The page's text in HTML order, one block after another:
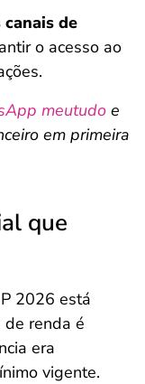
de
o acesso ao
meutudo e
em primeira
que
2026 está
de renda é
era
vigente.